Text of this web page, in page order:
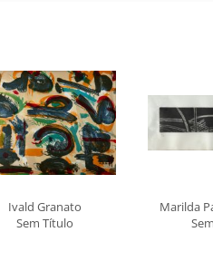
Ivald Granato
Sem Título
Marilda